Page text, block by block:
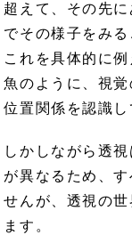
超えて、その先
でその様子をみる
これを具体的に
魚のように、視
位置関係を認識し
しかしながら透
が異なるため、
せんが、透視の
ます。